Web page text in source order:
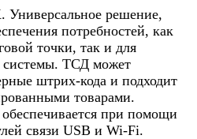
решение,
потребностей, как
точки, так и для
системы. ТСД может
штрих-кода и подходит
товарами.
при помощи
связи USB и Wi-Fi.